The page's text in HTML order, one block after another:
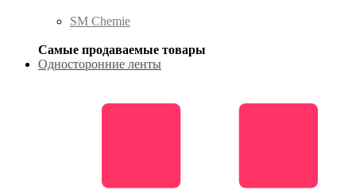
SM Chemie
Самые продаваемые товары
Односторонние ленты